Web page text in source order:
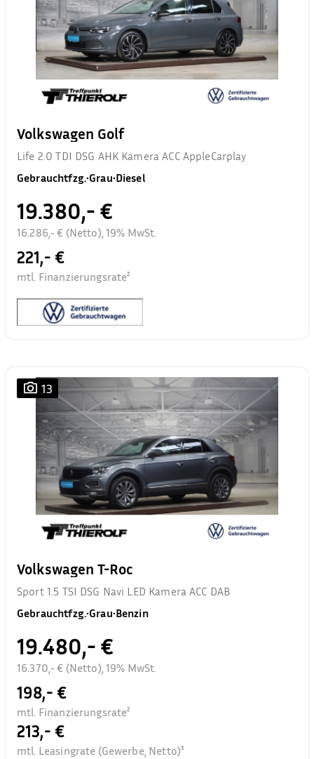
Volkswagen Golf
Life 2.0 TDI DSG AHK Kamera ACC AppleCarplay
Gebrauchtfzg.•Grau•Diesel
19.380,- €
16.286,- € (Netto), 19% MwSt.
221,- €
mtl. Finanzierungsrate²
13
Volkswagen T-Roc
Sport 1.5 TSI DSG Navi LED Kamera ACC DAB
Gebrauchtfzg.•Grau•Benzin
19.480,- €
16.370,- € (Netto), 19% MwSt.
198,- €
mtl. Finanzierungsrate²
213,- €
mtl. Leasingrate (Gewerbe, Netto)³